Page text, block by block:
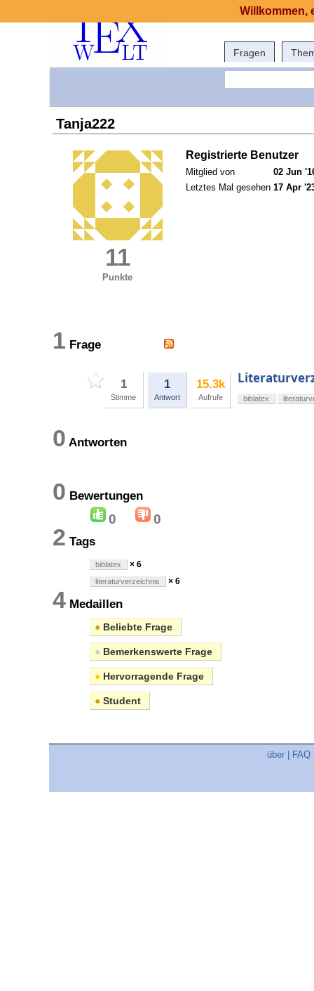
Fragen
Tanja222
11
Punkte
Registrierte Benutzer
Mitglied von
02 Jun
Letztes Mal gesehen 17 Apr
1 Frage
1
Stimme
1
Antwort
15.3k
Aufrufe biblatex
0 Antworten
0 Bewertungen
0 0
2 Tags
biblatex × 6
literaturverzeichnis × 6
4 Medaillen
● Beliebte Frage
● Bemerkenswerte Frage
● Hervorragende Frage
● Student
über FAQ
Willkommen,